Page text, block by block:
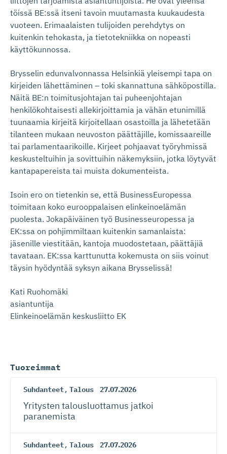
töissä BE:ssä itseni tavoin muutamasta kuukaudesta
vuoteen. Erimaalaisten tulijoiden perehdytys on
kuitenkin tehokasta, ja tietotekniikka on nopeasti
käyttökunnossa.
Brysselin edunvalvonnassa Helsinkiä yleisempi tapa on
kirjeiden lähettäminen – toki skannattuna sähköpostilla.
Näitä BE:n toimitusjohtajan tai puheenjohtajan
henkilökohtaisesti allekirjoittamia ja vähän etunimillä
tuunaamia kirjeitä kirjoitellaan osastoilla ja lähetetään
tilanteen mukaan neuvoston päättäjille, komissaareille
tai parlamentaarikoille. Kirjeet pohjaavat työryhmissä
keskusteltuihin ja sovittuihin näkemyksiin, jotka löytyvät
kantapapereista tai muista dokumenteista.
Isoin ero on tietenkin se, että BusinessEuropessa
toimitaan koko eurooppalaisen elinkeinoelämän
puolesta. Jokapäiväinen työ Businesseuropessa ja
EK:ssa on pohjimmiltaan kuitenkin samanlaista:
jäsenille viestitään, kantoja muodostetaan, päättäjiä
tavataan. EK:ssa karttunutta kokemusta on siis voinut
täysin hyödyntää syksyn aikana Brysselissä!
Kati Ruohomäki
asiantuntija
Elinkeinoelämän keskusliitto EK
Tuoreimmat
Suhdanteet, Talous 27.07.2026
Yritysten talousluottamus jatkoi
paranemista
Suhdanteet, Talous 27.07.2026